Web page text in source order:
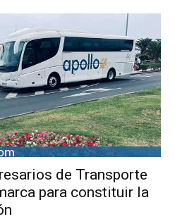
de Transporte
para constituir la